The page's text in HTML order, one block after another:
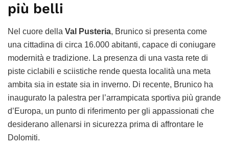
più belli
Nel cuore della Val Pusteria, Brunico si presenta come
una cittadina di circa 16.000 abitanti, capace di coniugare
modernità e tradizione. La presenza di una vasta rete di
piste ciclabili e sciistiche rende questa località una meta
ambita sia in estate sia in inverno. Di recente, Brunico ha
inaugurato la palestra per l’arrampicata sportiva più grande
d’Europa, un punto di riferimento per gli appassionati che
desiderano allenarsi in sicurezza prima di affrontare le
Dolomiti.